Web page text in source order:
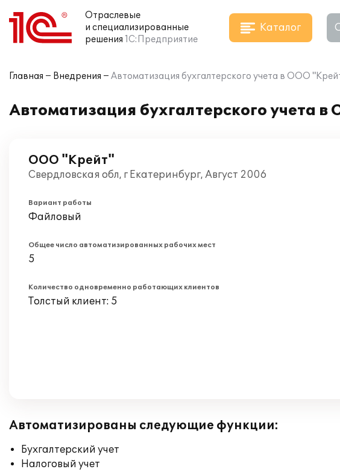
Отраслевые
и специализированные
решения 1С:Предприятие
Каталог
Главная Внедрения Автоматизация бухгалтерского учета в ООО
Автоматизация бухгалтерского учета
ООО "Крейт"
Свердловская обл, г Екатеринбург, Август 2006
Вариант работы
Файловый
Общее число автоматизированных рабочих мест
5
Количество одновременно работающих клиентов
Толстый клиент: 5
Автоматизированы следующие функции:
Бухгалтерский учет
Налоговый учет